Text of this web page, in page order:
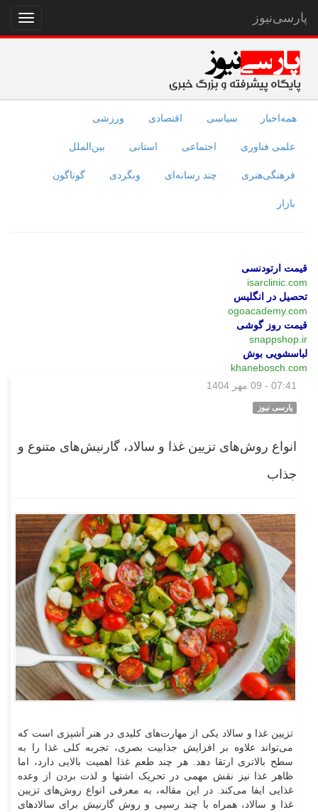
نمایش
منو
پارسی‌نیوز
همه‌اخبار سیاسی اقتصادی ورزشی
علمی فناوری اجتماعی استانی بین‌الملل
فرهنگی‌هنری چند رسانه‌ای وبگردی گوناگون
بازار
قیمت ارتودنسی
isarclinic.com
تحصیل در انگلیس
ogoacademy.com
قیمت روز گوشی
snappshop.ir
لباسشویی بوش
khanebosch.com
07:41 - 09 مهر 1404
پارسی نیوز
انواع روش‌های تزیین غذا و سالاد، گارنیش‌های متنوع و
جذاب
تزیین غذا و سالاد یکی از مهارت‌های کلیدی در هنر آشپزی است که
می‌تواند علاوه بر افزایش جذابیت بصری، تجربه کلی غذا را به
سطح بالاتری ارتقا دهد. هر چند طعم غذا اهمیت بالایی دارد، اما
ظاهر غذا نیز نقش مهمی در تحریک اشتها و لذت بردن از وعده
غذایی ایفا می‌کند. در این مقاله، به معرفی انواع روش‌های تزیین
غذا و سالاد، همراه با چند رسپی و روش گارنیش برای سالادهای